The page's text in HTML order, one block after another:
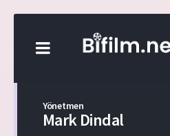
Yönetmen
Mark Dindal